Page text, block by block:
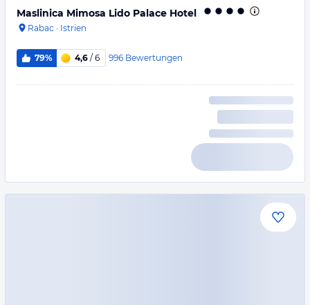
Maslinica Mimosa Lido Palace Hotel
Rabac · Istrien
79% 4,6 / 6 996 Bewertungen